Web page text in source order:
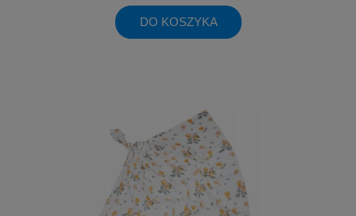
DO KOSZYKA